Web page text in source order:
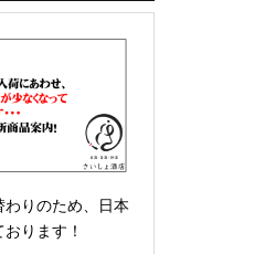
わりのため、日本
ります！